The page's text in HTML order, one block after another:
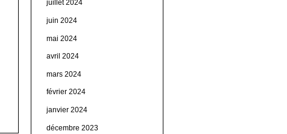
juillet 2024
juin 2024
mai 2024
avril 2024
mars 2024
février 2024
janvier 2024
décembre 2023